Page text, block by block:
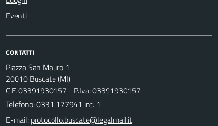
Eventi
CONTATTI
Piazza San Mauro 1
20010 Buscate (MI)
C.F. 03391930157 - P.Iva: 03391930157
Telefono:0331 177941 int. 1
E-mail: